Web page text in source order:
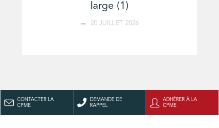
large (1)
20 JUILLET 2026
CONTACTER LA
CPME
DEMANDE DE
RAPPEL
ADHÉRER À LA
CPME